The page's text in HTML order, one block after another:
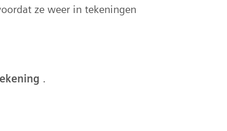
ze weer in tekeningen
.